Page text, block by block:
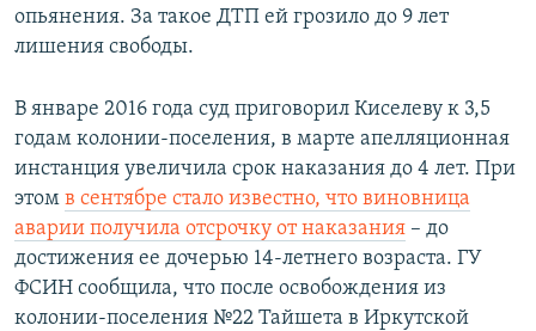
опьянения. За такое ДТП ей грозило до 9 лет
лишения свободы.
В январе 2016 года суд приговорил Киселеву к 3,5
годам колонии-поселения, в марте апелляционная
инстанция увеличила срок наказания до 4 лет. При
этом в сентябре стало известно, что виновница
аварии получила отсрочку от наказания – до
достижения ее дочерью 14-летнего возраста. ГУ
ФСИН сообщила, что после освобождения из
колонии-поселения №22 Тайшета в Иркутской